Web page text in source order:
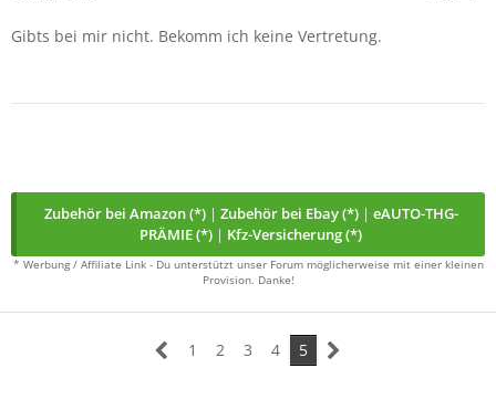
Gibts bei mir nicht. Bekomm ich keine Vertretung.
Zubehör bei Amazon (*)| Zubehör bei Ebay (*)| eAUTO-THG-
PRÄMIE (*) | Kfz-Versicherung (*)
* Werbung / Affiliate Link - Du unterstützt unser Forum möglicherweise mit einer kleinen
Provision. Danke!
1 2 3 4 5